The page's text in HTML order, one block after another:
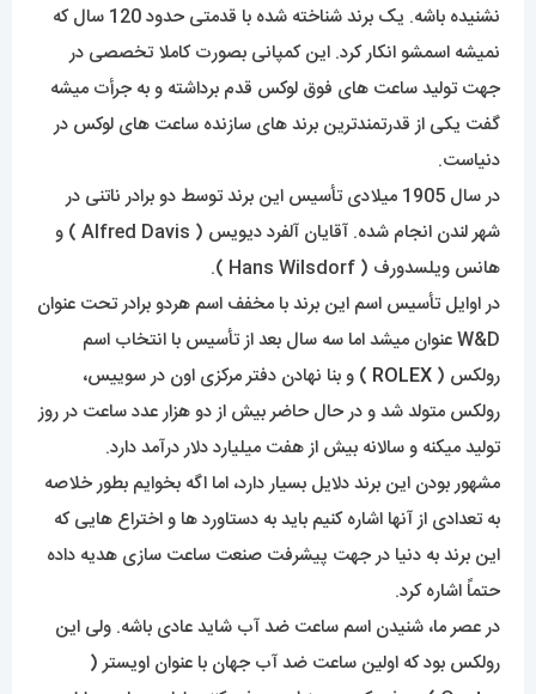
نشنیده باشه. یک برند شناخته شده با قدمتی حدود 120 سال که
نمیشه اسمشو انکار کرد. این کمپانی بصورت کاملا تخصصی در
جهت تولید ساعت های فوق لوکس قدم برداشته و به جرأت میشه
گفت یکی از قدرتمندترین برند های سازنده ساعت های لوکس در
دنیاست.
در سال 1905 میلادی تأسیس این برند توسط دو برادر ناتنی در
شهر لندن انجام شده. آقایان آلفرد دیویس ( Alfred Davis ) و
هانس ویلسدورف ( Hans Wilsdorf ).
در اوایل تأسیس اسم این برند با مخفف اسم هردو برادر تحت عنوان
W&D عنوان میشد اما سه سال بعد از تأسیس با انتخاب اسم
رولکس ( ROLEX ) و بنا نهادن دفتر مرکزی اون در سوییس،
رولکس متولد شد و در حال حاضر بیش از دو هزار عدد ساعت در روز
تولید میکنه و سالانه بیش از هفت میلیارد دلار درآمد دارد.
مشهور بودن این برند دلایل بسیار دارد، اما اگه بخوایم بطور خلاصه
به تعدادی از آنها اشاره کنیم باید به دستاورد ها و اختراع هایی که
این برند به دنیا در جهت پیشرفت صنعت ساعت سازی هدیه داده
حتماً اشاره کرد.
در عصر ما، شنیدن اسم ساعت ضد آب شاید عادی باشه. ولی این
رولکس بود که اولین ساعت ضد آب جهان با عنوان اویستر (